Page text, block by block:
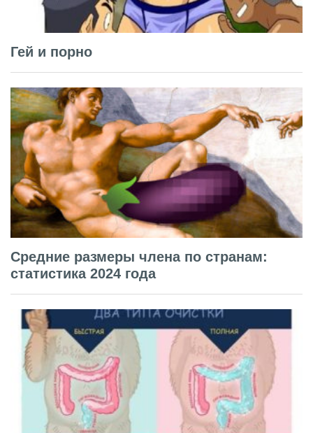
Гей и порно
Средние размеры члена по странам:
статистика 2024 года